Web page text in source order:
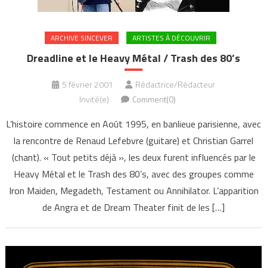
ARCHIVE SINCEVER ARTISTES À DÉCOUVRIR
Dreadline et le Heavy Métal / Trash des 80’s
5 février 2001
Rédactrice/Rédacteur
Invité(e)
Comment(0)
L’histoire commence en Août 1995, en banlieue parisienne, avec
la rencontre de Renaud Lefebvre (guitare) et Christian Garrel
(chant). « Tout petits déjà », les deux furent influencés par le
Heavy Métal et le Trash des 80’s, avec des groupes comme
Iron Maiden, Megadeth, Testament ou Annihilator. L’apparition
de Angra et de Dream Theater finit de les […]